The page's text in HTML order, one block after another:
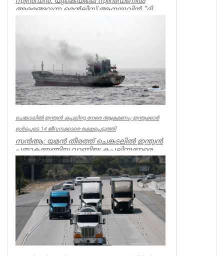
അരങ്ങേറുന്ന മെന്റലിസ്റ്റ് ആനന്ദുവിൻ്റ "ദി
ചെങ്കടലിൽ ഇന്ത്യൻ കപ്പലിനു നേരെ ആക്രമണം; ഇന്ത്യക്കാർ
ഉൾപ്പെടെ 14 ജീവനക്കാരെ രക്ഷപ്പെടുത്തി
സൻആ: യമൻ തീരത്ത് ചെങ്കടലിൽ ഇന്ത്യൻ
പതാകയേന്തിയ വാണിജ്യ കപ്പലിനുനേരെ
ആക്രമണം, കപ്പൽ തകർന്നു കടലിൽ മു...
World